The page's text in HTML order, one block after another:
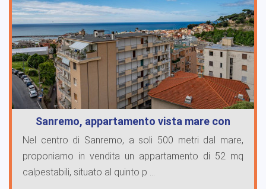
Sanremo, appartamento vista mare con
can…
Nel centro di Sanremo, a soli 500 metri dal mare,
proponiamo in vendita un appartamento di 52 mq
calpestabili, situato al quinto p ...